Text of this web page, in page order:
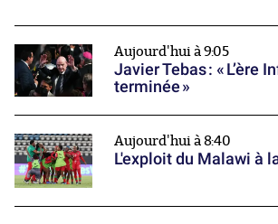
Aujourd'hui à 9:05
Javier Tebas : « L’ère
terminée »
Aujourd'hui à 8:40
L'exploit du Malawi à